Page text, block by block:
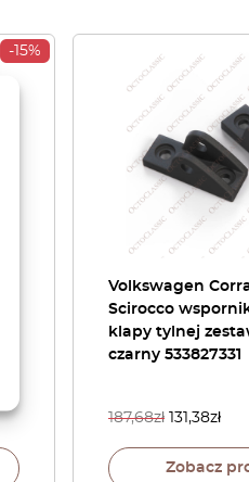
-15%
Volkswagen
Scirocco
klapy tylnej
czarny 533827331
187,68zł 131,38zł
Zobacz